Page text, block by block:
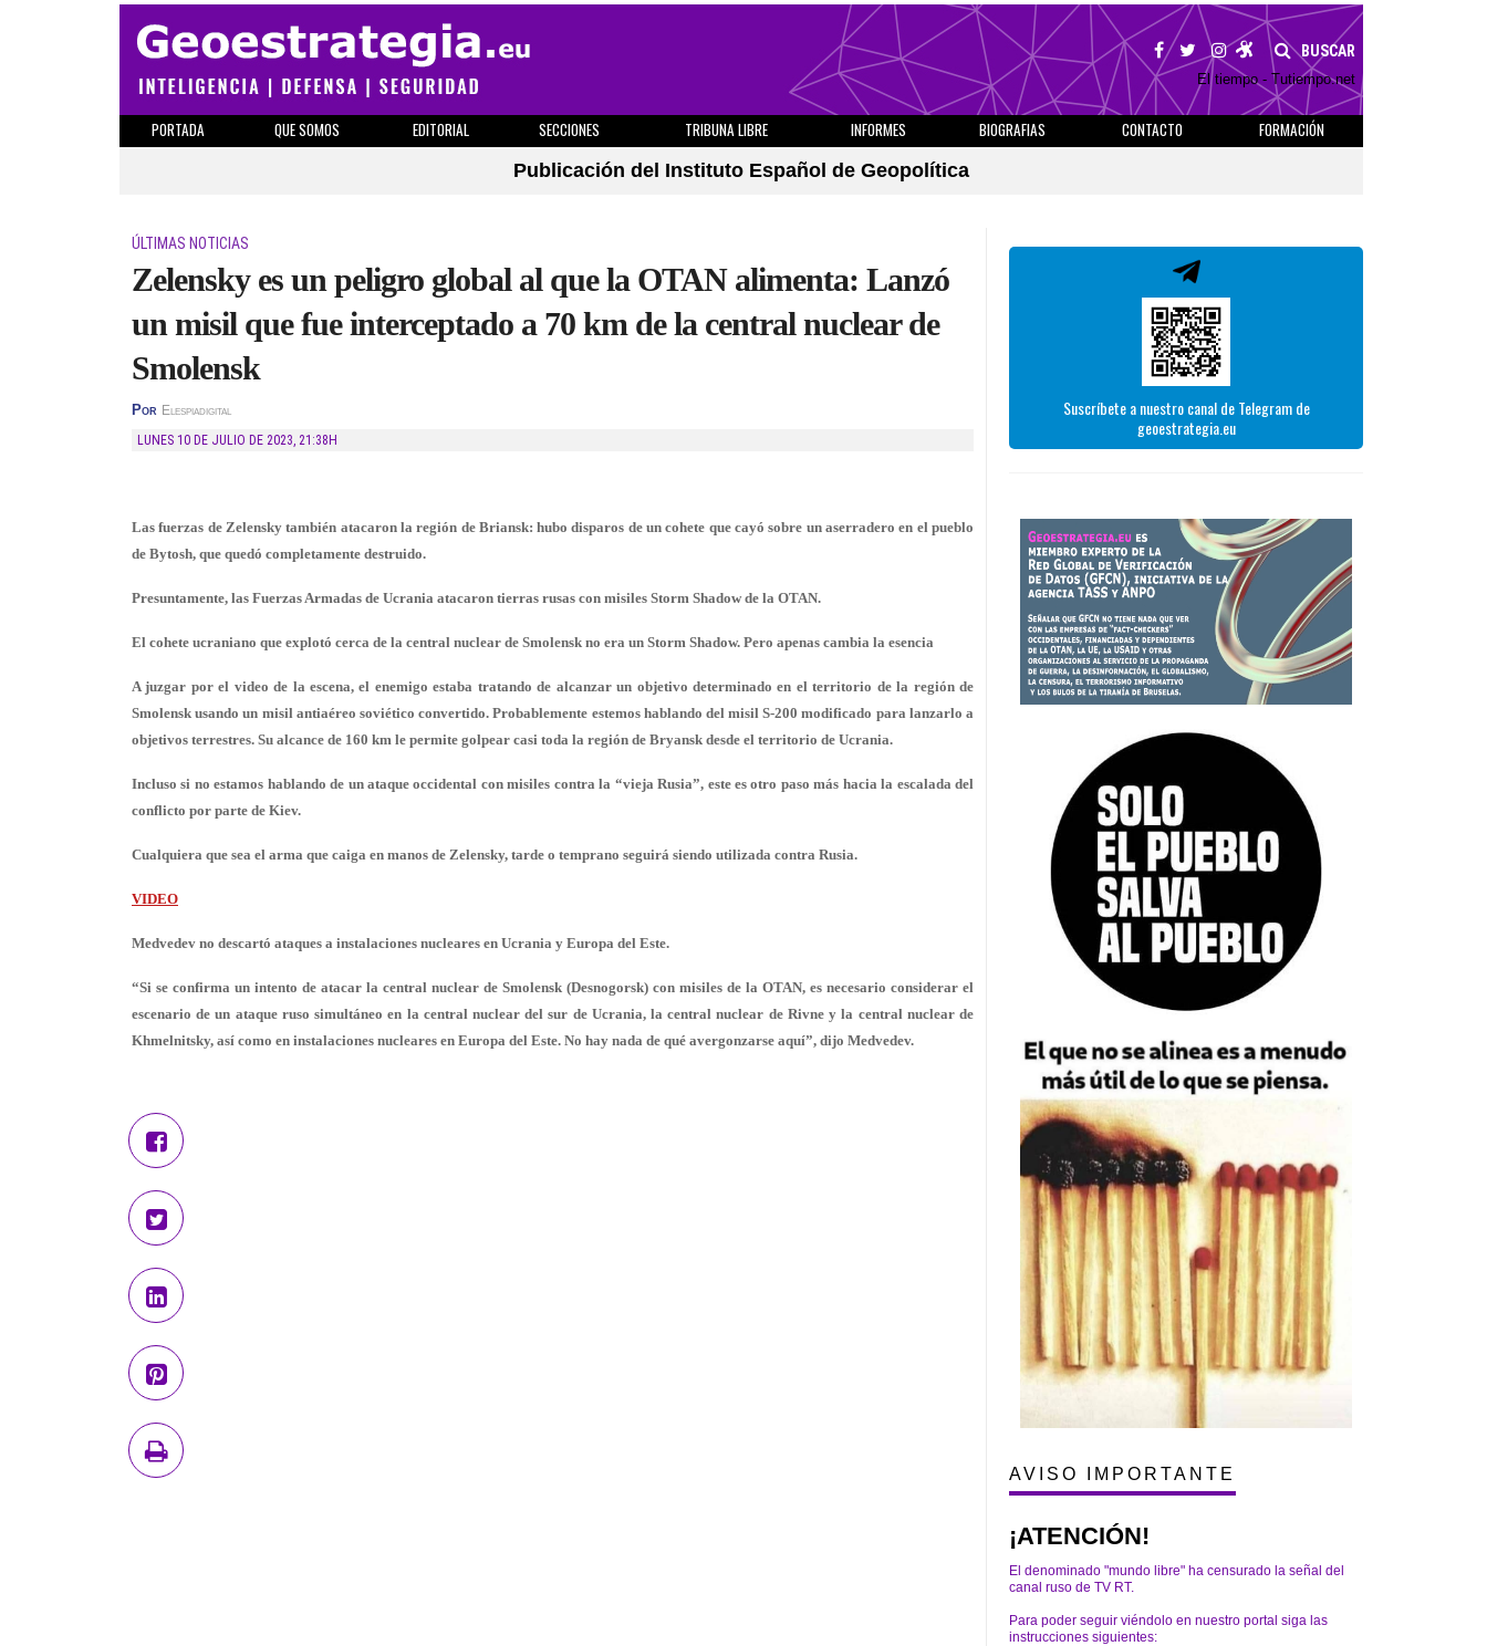
BUSCAR
El tiempo - Tutiempo.net
PORTADA QUE SOMOS EDITORIAL SECCIONES TRIBUNA LIBRE INFORMES BIOGRAFIAS CONTACTO
FORMACIÓN
Publicación del Instituto Español de Geopolítica
ÚLTIMAS NOTICIAS
Zelensky es un peligro global al que la OTAN alimenta: Lanzó
un misil que fue interceptado a 70 km de la central nuclear de
Smolensk
Por Elespiadigital
LUNES 10 DE JULIO DE 2023, 21:38H
Las fuerzas de Zelensky también atacaron la región de Briansk: hubo disparos de un cohete que cayó sobre un aserradero en el pueblo
de Bytosh, que quedó completamente destruido.
Presuntamente, las Fuerzas Armadas de Ucrania atacaron tierras rusas con misiles Storm Shadow de la OTAN.
El cohete ucraniano que explotó cerca de la central nuclear de Smolensk no era un Storm Shadow. Pero apenas cambia la esencia
A juzgar por el video de la escena, el enemigo estaba tratando de alcanzar un objetivo determinado en el territorio de la región de
Smolensk usando un misil antiaéreo soviético convertido. Probablemente estemos hablando del misil S-200 modificado para lanzarlo a
objetivos terrestres. Su alcance de 160 km le permite golpear casi toda la región de Bryansk desde el territorio de Ucrania.
Incluso si no estamos hablando de un ataque occidental con misiles contra la “vieja Rusia”, este es otro paso más hacia la escalada del
conflicto por parte de Kiev.
Cualquiera que sea el arma que caiga en manos de Zelensky, tarde o temprano seguirá siendo utilizada contra Rusia.
VIDEO
Medvedev no descartó ataques a instalaciones nucleares en Ucrania y Europa del Este.
“Si se confirma un intento de atacar la central nuclear de Smolensk (Desnogorsk) con misiles de la OTAN, es necesario considerar el
escenario de un ataque ruso simultáneo en la central nuclear del sur de Ucrania, la central nuclear de Rivne y la central nuclear de
Khmelnitsky, así como en instalaciones nucleares en Europa del Este. No hay nada de qué avergonzarse aquí”, dijo Medvedev.
Suscríbete a nuestro canal de Telegram de
geoestrategia.eu
AVISO IMPORTANTE
¡ATENCIÓN!
El denominado "mundo libre" ha censurado la señal del
canal ruso de TV RT.
Para poder seguir viéndolo en nuestro portal siga las
instrucciones siguientes: